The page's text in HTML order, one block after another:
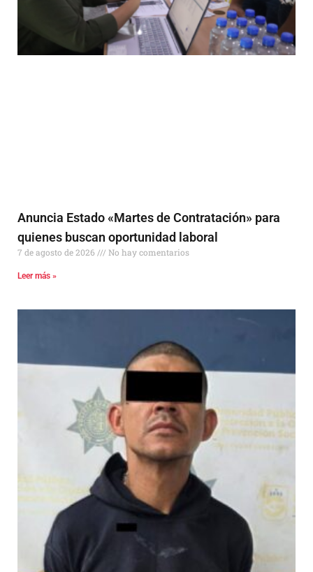
Anuncia Estado «Martes de Contratación» para
quienes buscan oportunidad laboral
7 de agosto de 2026 No hay comentarios
Leer más »